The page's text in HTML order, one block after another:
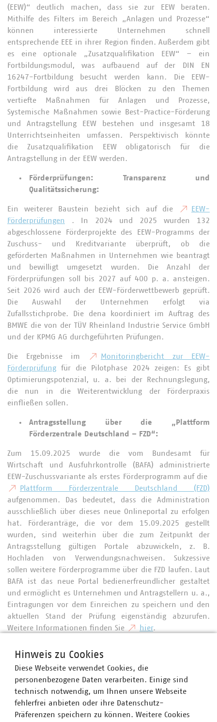
(EEW)“ deutlich machen, dass sie zur EEW beraten.
Mithilfe des Filters im Bereich „Anlagen und Prozesse“
können interessierte Unternehmen schnell
entsprechende EEE in ihrer Region finden. Außerdem gibt
es eine optionale „Zusatzqualifikation EEW“ – ein
Fortbildungsmodul, was aufbauend auf der DIN EN
16247-Fortbildung besucht werden kann. Die EEW-
Fortbildung wird aus drei Blöcken zu den Themen
vertiefte Maßnahmen für Anlagen und Prozesse,
Systemische Maßnahmen sowie Best-Practice-Förderung
und Antragstellung EEW bestehen und insgesamt 18
Unterrichtseinheiten umfassen. Perspektivisch könnte
die Zusatzqualifikation EEW obligatorisch für die
Antragstellung in der EEW werden.
Förderprüfungen: Transparenz und
Qualitätssicherung:
Ein weiterer Baustein bezieht sich auf die
EEW-
Förderprüfungen
. In 2024 und 2025 wurden 132
abgeschlossene Förderprojekte des EEW-Programms der
Zuschuss- und Kreditvariante überprüft, ob die
geförderten Maßnahmen in Unternehmen wie beantragt
und bewilligt umgesetzt wurden. Die Anzahl der
Förderprüfungen soll bis 2027 auf 400 p. a. ansteigen.
Seit 2026 wird auch der EEW-Förderwettbewerb geprüft.
Die Auswahl der Unternehmen erfolgt via
Zufallsstichprobe. Die dena koordiniert im Auftrag des
BMWE die von der TÜV Rheinland Industrie Service GmbH
und der KPMG AG durchgeführten Prüfungen.
Die Ergebnisse im
Monitoringbericht zur EEW-
Förderprüfung für die Pilotphase 2024 zeigen: Es gibt
Optimierungspotenzial, u. a. bei der Rechnungslegung,
die nun in die Weiterentwicklung der Förderpraxis
einfließen sollen.
Antragsstellung über die „Plattform
Förderzentrale Deutschland – FZD“:
Zum 15.09.2025 wurde die vom Bundesamt für
Wirtschaft und Ausfuhrkontrolle (BAFA) administrierte
EEW-Zuschussvariante als erstes Förderprogramm auf die
Plattform Förderzentrale Deutschland (FZD)
aufgenommen. Das bedeutet, dass die Administration
ausschließlich über dieses neue Onlineportal zu erfolgen
hat. Förderanträge, die vor dem 15.09.2025 gestellt
wurden, sind weiterhin über die zum Zeitpunkt der
Antragsstellung gültigen Portale abzuwickeln, z. B.
Hochladen von Verwendungsnachweisen. Sukzessive
sollen weitere Förderprogramme über die FZD laufen. Laut
BAFA ist das neue Portal bedienerfreundlicher gestaltet
und ermöglicht es Unternehmen und Antragstellern u. a.,
Eintragungen vor dem Einreichen zu speichern und den
aktuellen Stand der Prüfung eigenständig abzurufen.
Weitere Informationen finden Sie
hier.
Nach VKU-Informationen soll die EEW 2026 novelliert
werden.Aus Sicht des VKU ist es wichtig, zukünftig das
Fördermodul 1 „Querschnittstechnologien“ sowie das
Fördermodul 4 „Energie- und ressourcenbezogene
Optimierung von Anlagen und Prozessen - Basismodul“
Hinweis zu Cookies
Diese Webseite verwendet Cookies, die
personenbezogene Daten verarbeiten. Einige sind
technisch notwendig, um Ihnen unsere Webseite
fehlerfrei anbieten oder ihre Datenschutz-
Präferenzen speichern zu können. Weitere Cookies